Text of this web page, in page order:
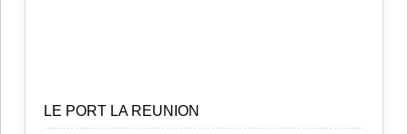
LE PORT LA REUNION